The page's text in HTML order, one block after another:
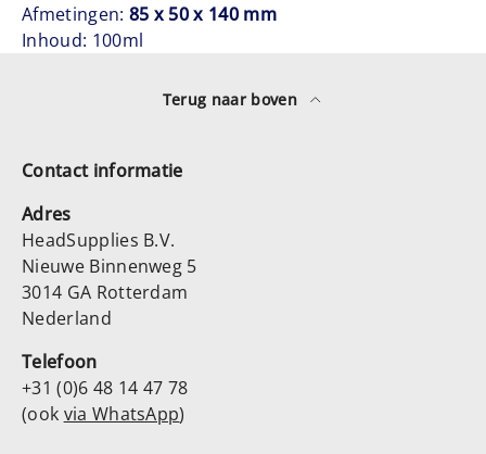
Afmetingen: 85 x 50 x 140 mm
Inhoud: 100ml
Terug naar boven
Contact informatie
Adres
HeadSupplies B.V.
Nieuwe Binnenweg 5
3014 GA Rotterdam
Nederland
Telefoon
+31 (0)6 48 14 47 78
(ook via WhatsApp)